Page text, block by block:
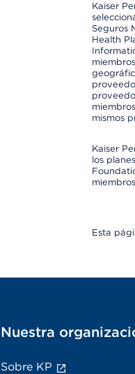
Kaiser
Seguros
Health
mismos
Kaiser
los
Esta
Nuestra
Sobre KP